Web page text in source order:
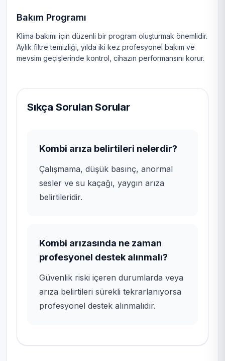
Bakım Programı
Klima bakımı için düzenli bir program oluşturmak önemlidir.
Aylık filtre temizliği, yılda iki kez profesyonel bakım ve
mevsim geçişlerinde kontrol, cihazın performansını korur.
Sıkça Sorulan Sorular
Kombi arıza belirtileri nelerdir?
Çalışmama, düşük basınç, anormal
sesler ve su kaçağı, yaygın arıza
belirtileridir.
Kombi arızasında ne zaman
profesyonel destek alınmalı?
Güvenlik riski içeren durumlarda veya
arıza belirtileri sürekli tekrarlanıyorsa
profesyonel destek alınmalıdır.